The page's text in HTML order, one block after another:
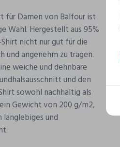
für Damen von Balfour ist
Wahl. Hergestellt aus 95%
nicht nur gut für die
und angenehm zu tragen.
weiche und dehnbare
und den
sowohl nachhaltig als
Gewicht von 200 g/m2,
langlebiges und